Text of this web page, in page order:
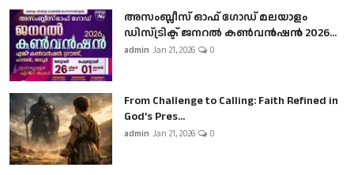
അസംബ്ലീസ് ഓഫ് ഗോഡ് മലയാളം
ഡിസ്ട്രിക്ട് ജനറൽ കൺവൻഷൻ 2026...
admin Jan 21, 2026 0
From Challenge to Calling: Faith Refined in
God’s Pres...
admin Jan 21, 2026 0